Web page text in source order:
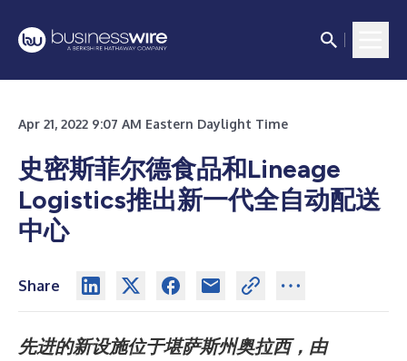
Apr 21, 2022 9:07 AM Eastern Daylight Time
史密斯菲尔德食品和Lineage
Logistics推出新一代全自动配送
中心
Share
先进的新设施位于堪萨斯州奥拉西，由